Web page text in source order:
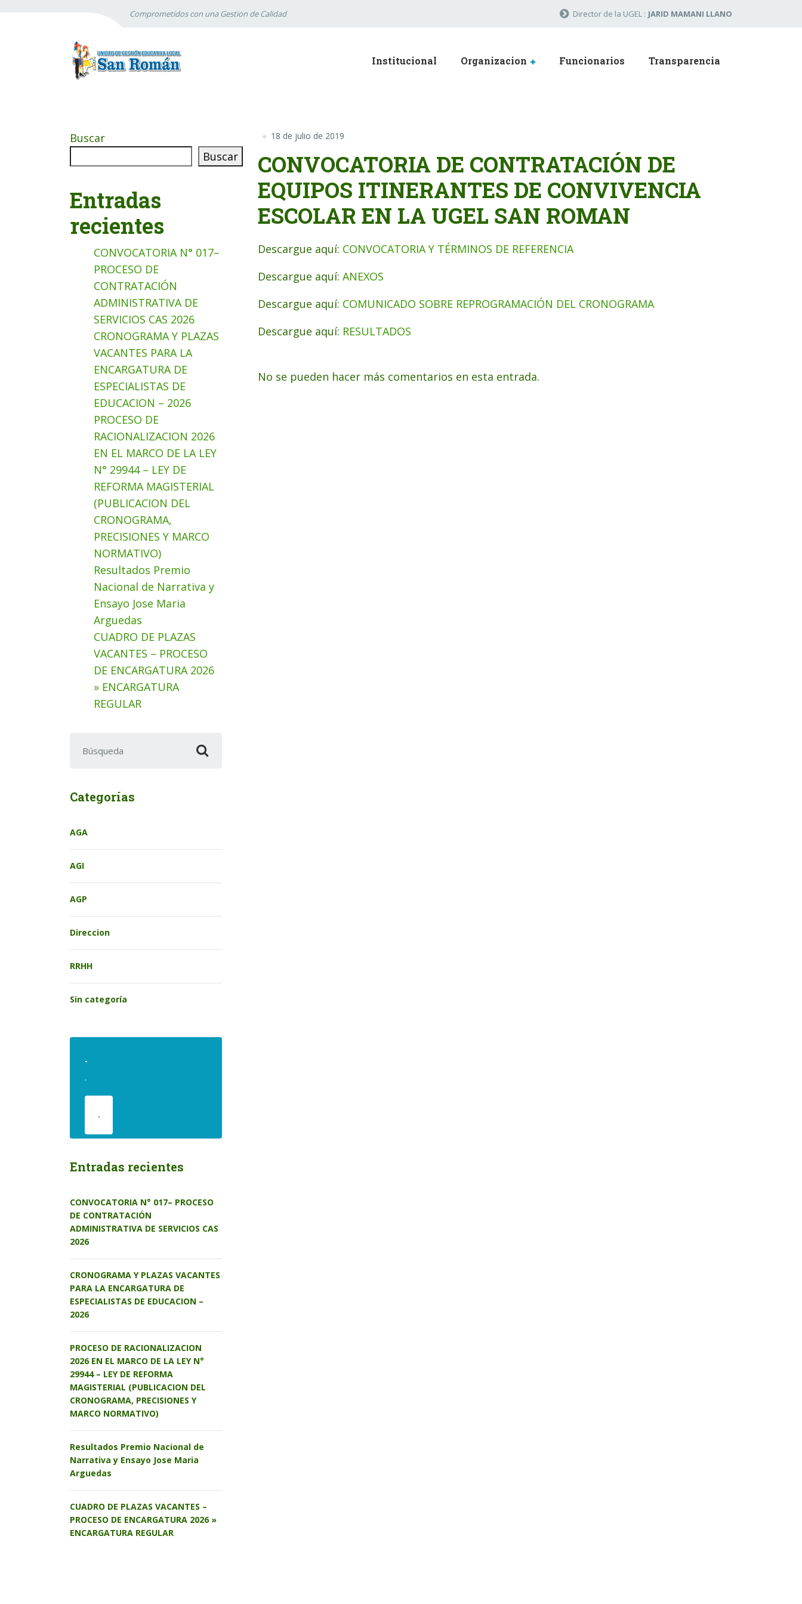
Comprometidos con una Gestion de Calidad Director de la UGEL : JARID MAMANI LLANO
Institucional Organizacion Funcionarios Transparencia
18 de julio de 2019
CONVOCATORIA DE CONTRATACIÓN DE
EQUIPOS ITINERANTES DE CONVIVENCIA
ESCOLAR EN LA UGEL SAN ROMAN
Descargue aquí: CONVOCATORIA Y TÉRMINOS DE REFERENCIA
Descargue aquí: ANEXOS
Descargue aquí: COMUNICADO SOBRE REPROGRAMACIÓN DEL CRONOGRAMA
Descargue aquí: RESULTADOS
No se pueden hacer más comentarios en esta entrada.
Buscar
Buscar
Entradas
recientes
CONVOCATORIA N° 017–
PROCESO DE
CONTRATACIÓN
ADMINISTRATIVA DE
SERVICIOS CAS 2026
CRONOGRAMA Y PLAZAS
VACANTES PARA LA
ENCARGATURA DE
ESPECIALISTAS DE
EDUCACION – 2026
PROCESO DE
RACIONALIZACION 2026
EN EL MARCO DE LA LEY
N° 29944 – LEY DE
REFORMA MAGISTERIAL
(PUBLICACION DEL
CRONOGRAMA,
PRECISIONES Y MARCO
NORMATIVO)
Resultados Premio
Nacional de Narrativa y
Ensayo Jose Maria
Arguedas
CUADRO DE PLAZAS
VACANTES – PROCESO
DE ENCARGATURA 2026
» ENCARGATURA
REGULAR
Categorías
AGA
AGI
AGP
Direccion
RRHH
Sin categoría
.
.
.
Entradas recientes
CONVOCATORIA N° 017– PROCESO
DE CONTRATACIÓN
ADMINISTRATIVA DE SERVICIOS CAS
2026
CRONOGRAMA Y PLAZAS VACANTES
PARA LA ENCARGATURA DE
ESPECIALISTAS DE EDUCACION –
2026
PROCESO DE RACIONALIZACION
2026 EN EL MARCO DE LA LEY N°
29944 – LEY DE REFORMA
MAGISTERIAL (PUBLICACION DEL
CRONOGRAMA, PRECISIONES Y
MARCO NORMATIVO)
Resultados Premio Nacional de
Narrativa y Ensayo Jose Maria
Arguedas
CUADRO DE PLAZAS VACANTES –
PROCESO DE ENCARGATURA 2026 »
ENCARGATURA REGULAR